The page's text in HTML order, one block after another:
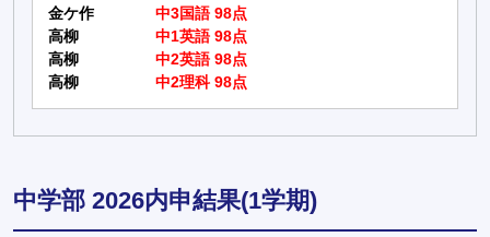
金ケ作
中3国語 98点
高柳
中1英語 98点
高柳
中2英語 98点
高柳
中2理科 98点
中学部 2026内申結果(1学期)